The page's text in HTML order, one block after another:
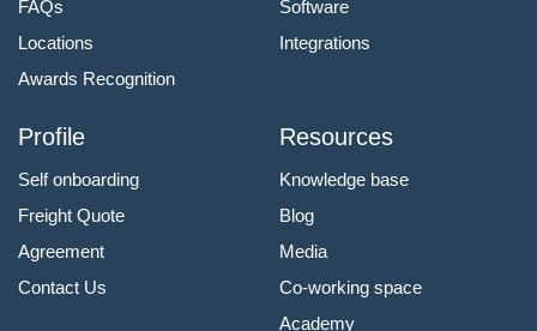
FAQs
Locations
Awards Recognition
Software
Integrations
Profile
Self onboarding
Freight Quote
Agreement
Contact Us
Resources
Knowledge base
Blog
Media
Co-working space
Academy